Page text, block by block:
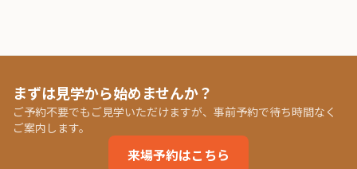
まずは見学から始めませんか？
ご予約不要でもご見学いただけますが、事前予約で待ち時間なく
ご案内します。
来場予約はこちら